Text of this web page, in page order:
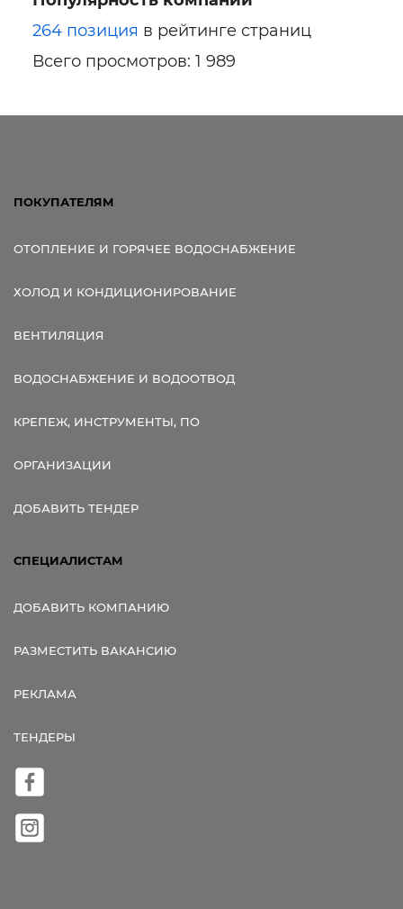
264 позиция в рейтинге страниц
Всего просмотров: 1 989
ПОКУПАТЕЛЯМ
ОТОПЛЕНИЕ И ГОРЯЧЕЕ ВОДОСНАБЖЕНИЕ
ХОЛОД И КОНДИЦИОНИРОВАНИЕ
ВЕНТИЛЯЦИЯ
ВОДОСНАБЖЕНИЕ И ВОДООТВОД
КРЕПЕЖ, ИНСТРУМЕНТЫ, ПО
ОРГАНИЗАЦИИ
ДОБАВИТЬ ТЕНДЕР
СПЕЦИАЛИСТАМ
ДОБАВИТЬ КОМПАНИЮ
РАЗМЕСТИТЬ ВАКАНСИЮ
РЕКЛАМА
ТЕНДЕРЫ